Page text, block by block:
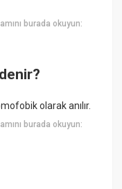
burada okuyun:
olarak anılır.
burada okuyun: